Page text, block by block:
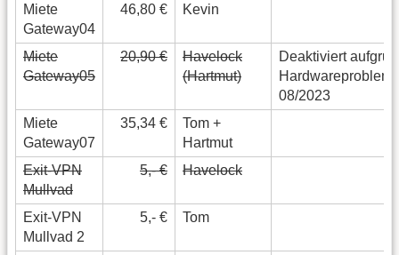
Miete
Gateway04
46,80 € Kevin
Miete
Gateway05
20,90 €
Havelock
(Hartmut)
Deaktiviert
08/2023
Miete
Gateway07
35,34 €
Tom +
Hartmut
Exit-VPN
Mullvad
5,- € Havelock
Exit-VPN
Mullvad 2
5,- € Tom